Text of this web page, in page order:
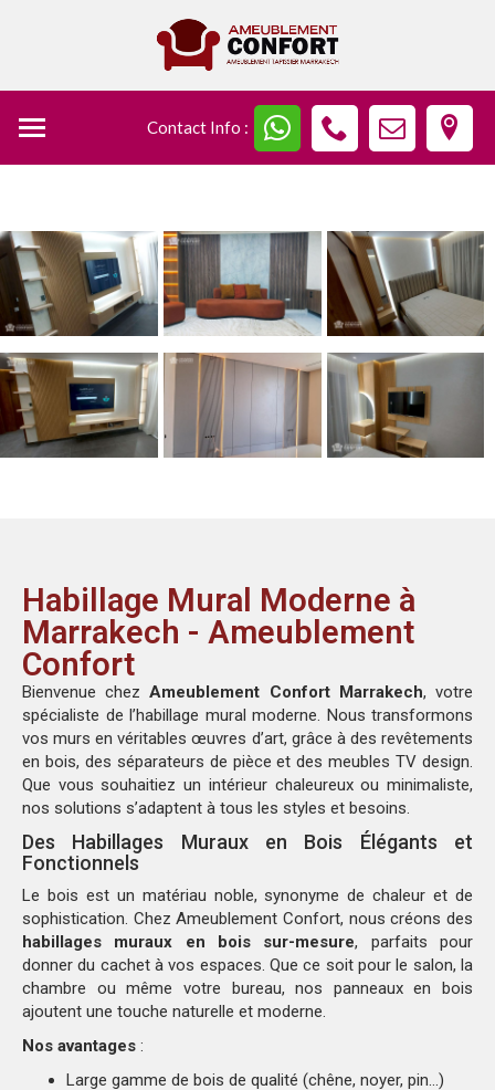
Contact Info :
Habillage Mural Moderne à
Marrakech - Ameublement
Confort
Bienvenue chezAmeublement Confort Marrakech, votre
spécialiste de l’habillage mural moderne. Nous transformons
vos murs en véritables œuvres d’art, grâce à des revêtements
en bois, des séparateurs de pièce et des meubles TV design.
Que vous souhaitiez un intérieur chaleureux ou minimaliste,
nos solutions s’adaptent à tous les styles et besoins.
Des Habillages Muraux en Bois Élégants et
Fonctionnels
Le bois est un matériau noble, synonyme de chaleur et de
sophistication. Chez Ameublement Confort, nous créons des
habillages muraux en bois sur-mesure, parfaits pour
donner du cachet à vos espaces. Que ce soit pour le salon, la
chambre ou même votre bureau, nos panneaux en bois
ajoutent une touche naturelle et moderne.
Nos avantages :
Large gamme de bois de qualité (chêne, noyer, pin…)